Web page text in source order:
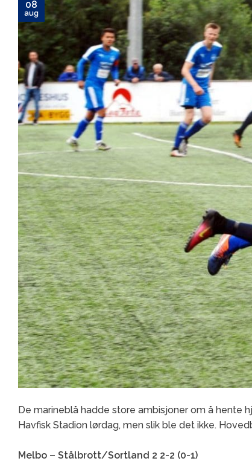
08
aug
De marineblå hadde store ambisjoner om å
Havfisk Stadion lørdag, men slik ble det ikke.
Melbo – Stålbrott/Sortland 2 2-2 (0-1)